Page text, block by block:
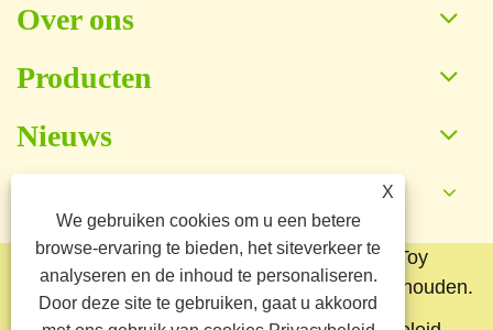
Over ons
Producten
Nieuws
Copyright © 2025 Baoding Yuankang Toy
Manufacturing Co., Ltd. Alle rechten voorbehouden.
X
We gebruiken cookies om u een betere
browse-ervaring te bieden, het siteverkeer te
analyseren en de inhoud te personaliseren.
Door deze site te gebruiken, gaat u akkoord